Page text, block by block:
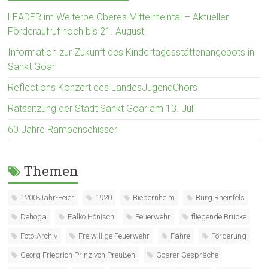
LEADER im Welterbe Oberes Mittelrheintal – Aktueller
Förderaufruf noch bis 21. August!
Information zur Zukunft des Kindertagesstättenangebots in
Sankt Goar
Reflections Konzert des LandesJugendChors
Ratssitzung der Stadt Sankt Goar am 13. Juli
60 Jahre Rampenschisser
Themen
1200-Jahr-Feier 1920 Biebernheim Burg Rheinfels
Dehoga Falko Hönisch Feuerwehr fliegende Brücke
Foto-Archiv Freiwillige Feuerwehr Fähre Förderung
Georg Friedrich Prinz von Preußen Goarer Gespräche